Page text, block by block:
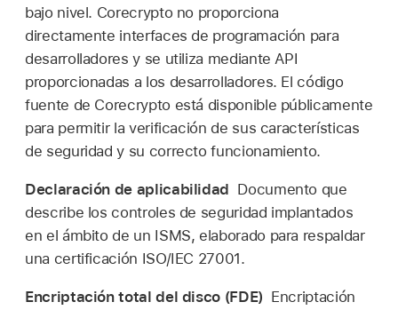
bajo nivel. Corecrypto no proporciona
directamente interfaces de programación para
desarrolladores y se utiliza mediante API
proporcionadas a los desarrolladores. El código
fuente de Corecrypto está disponible públicamente
para permitir la verificación de sus características
de seguridad y su correcto funcionamiento.
Declaración de aplicabilidad Documento que
describe los controles de seguridad implantados
en el ámbito de un ISMS, elaborado para respaldar
una certificación ISO/IEC 27001.
Encriptación total del disco (FDE) Encriptación